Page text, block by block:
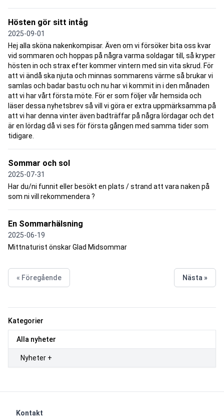
Kategorier
Alla nyheter
Nyheter +
Hösten gör sitt intåg
2025-09-01
Hej alla sköna nakenkompisar. Även om vi försöker bita oss kvar
vid sommaren och hoppas på några varma soldagar till, så kryper
hösten in och strax efter kommer vintern med sin vita skrud. För
att vi ändå ska njuta och minnas sommarens värme så brukar vi
samlas och badar bastu och nu har vi kommit in i den månaden
att vi har vårt första möte. För er som följer vår hemsida och
läser dessa nyhetsbrev så vill vi göra er extra uppmärksamma på
att vi har denna vinter även badträffar på några lördagar och det
är en lördag då vi ses för första gången med samma tider som
tidigare.
Sommar och sol
2025-07-31
Har du/ni funnit eller besökt en plats / strand att vara naken på
som ni vill rekommendera ?
En Sommarhälsning
2025-06-19
Mittnaturist önskar Glad Midsommar
« Föregående Nästa »
Kontakt